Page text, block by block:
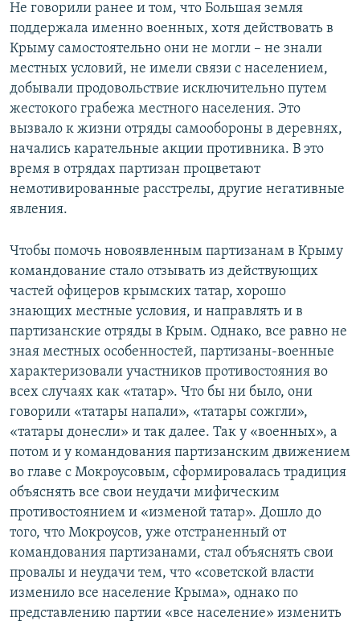
Не говорили ранее и том, что Большая земля
поддержала именно военных, хотя действовать в
Крыму самостоятельно они не могли – не знали
местных условий, не имели связи с населением,
добывали продовольствие исключительно путем
жестокого грабежа местного населения. Это
вызвало к жизни отряды самообороны в деревнях,
начались карательные акции противника. В это
время в отрядах партизан процветают
немотивированные расстрелы, другие негативные
явления.
Чтобы помочь новоявленным партизанам в Крыму
командование стало отзывать из действующих
частей офицеров крымских татар, хорошо
знающих местные условия, и направлять и в
партизанские отряды в Крым. Однако, все равно не
зная местных особенностей, партизаны-военные
характеризовали участников противостояния во
всех случаях как «татар». Что бы ни было, они
говорили «татары напали», «татары сожгли»,
«татары донесли» и так далее. Так у «военных», а
потом и у командования партизанским движением
во главе с Мокроусовым, сформировалась традиция
объяснять все свои неудачи мифическим
противостоянием и «изменой татар». Дошло до
того, что Мокроусов, уже отстраненный от
командования партизанами, стал объяснять свои
провалы и неудачи тем, что «советской власти
изменило все население Крыма», однако по
представлению партии «все население» изменить